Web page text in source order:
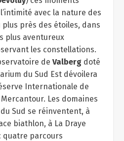
avec la nature des
plus près des étoiles, dans
plus aventureux
les constellations.
de Valberg doté
du Sud Est dévoilera
Internationale de
Les domaines
Sud se réinventent, à
biathlon, à La Draye
quatre parcours